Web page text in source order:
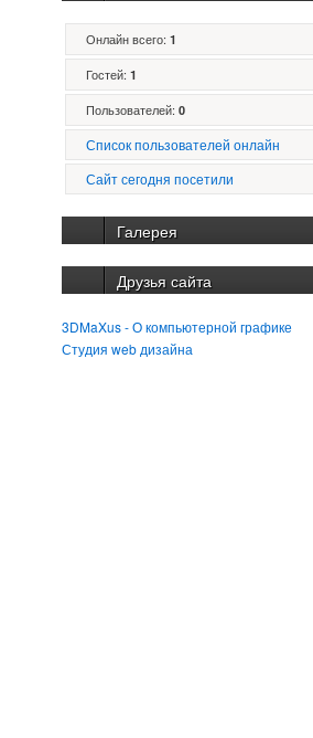
Онлайн всего: 1
Гостей: 1
Пользователей: 0
Список пользователей онлайн
Сайт сегодня посетили
Галерея
Друзья сайта
3DMaXus - О компьютерной графике
Студия web дизайна